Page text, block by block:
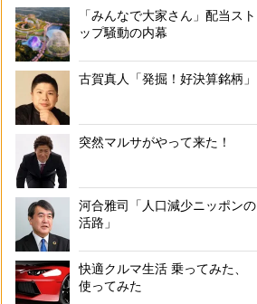
「みんなで大家さん」配当スト
ップ騒動の内幕
古賀真人「発掘！好決算銘柄」
突然マルサがやって来た！
河合雅司「人口減少ニッポンの
活路」
快適クルマ生活 乗ってみた、
使ってみた